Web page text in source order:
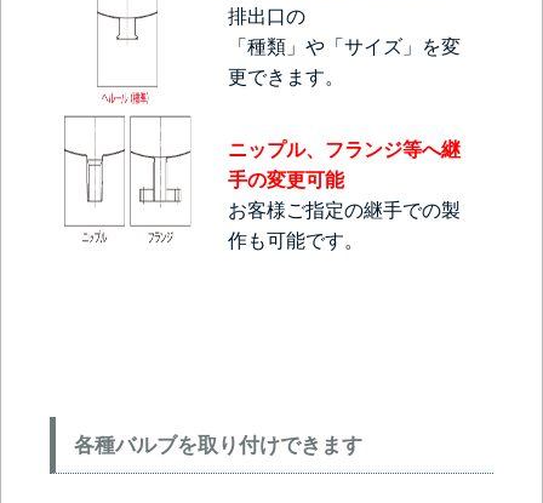
排出口の
「種類」や「サイズ」を変
更できます。
ニップル、フランジ等へ継
手の変更可能
お客様ご指定の継手での製
作も可能です。
各種バルブを取り付けできます